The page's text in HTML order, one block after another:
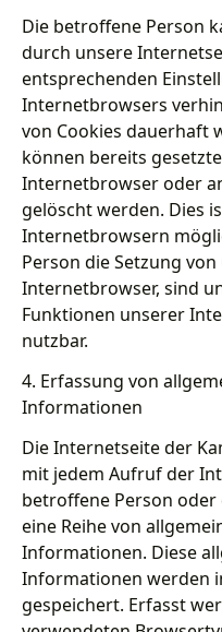
Die betroffene Person
durch unsere
entsprechenden
Internetbrowsers
von Cookies dauerhaft
können bereits
Internetbrowser oder
gelöscht werden. Dies
Internetbrowsern
Person die Setzung
Internetbrowser, sind
Funktionen unserer
nutzbar.
4. Erfassung von
Informationen
Die Internetseite der
mit jedem Aufruf der
betroffene Person
eine Reihe von
Informationen. Diese
Informationen werden
gespeichert. Erfasst